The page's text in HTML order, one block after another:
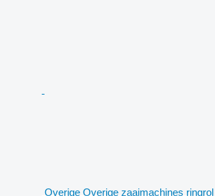
Overige Overige zaaimachines ringrol